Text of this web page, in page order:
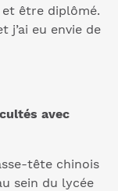
être diplômé.
j’ai eu envie de
avec
tête chinois
sein du lycée